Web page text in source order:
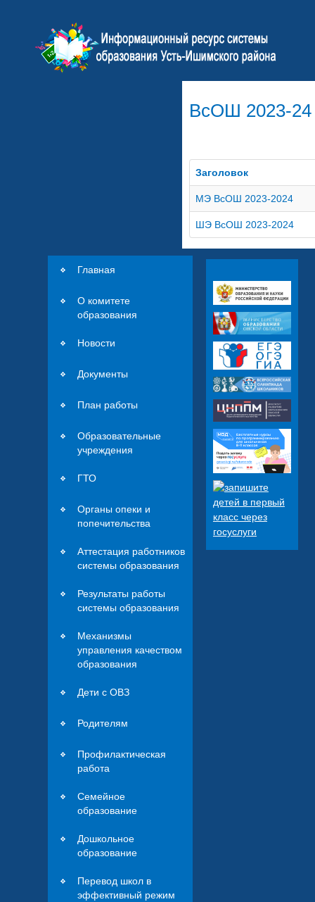
ВсОШ 2023-24
Заголовок
МЭ ВсОШ 2023-2024
ШЭ ВсОШ 2023-2024
Главная
О комитете
образования
Новости
Документы
План работы
Образовательные
учреждения
ГТО
Органы опеки и
попечительства
Аттестация работников
системы образования
Результаты работы
системы образования
Механизмы
управления качеством
образования
Дети с ОВЗ
Родителям
Профилактическая
работа
Семейное
образование
Дошкольное
образование
Перевод школ в
эффективный режим